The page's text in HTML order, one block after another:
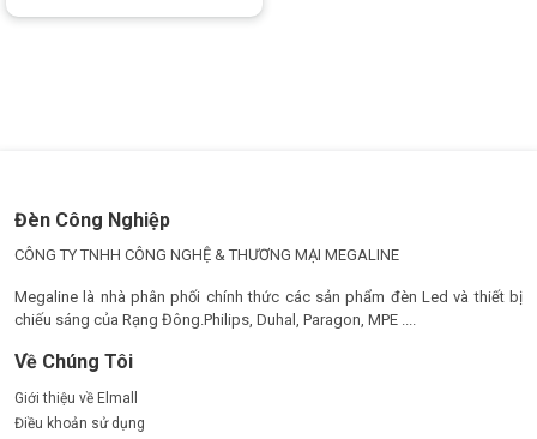
Đèn Công Nghiệp
CÔNG TY TNHH CÔNG NGHỆ & THƯƠNG MẠI MEGALINE
Megaline là nhà phân phối chính thức các sản phẩm đèn Led và thiết bị
chiếu sáng của Rạng Đông.Philips, Duhal, Paragon, MPE ....
Về Chúng Tôi
Giới thiệu về Elmall
Điều khoản sử dụng